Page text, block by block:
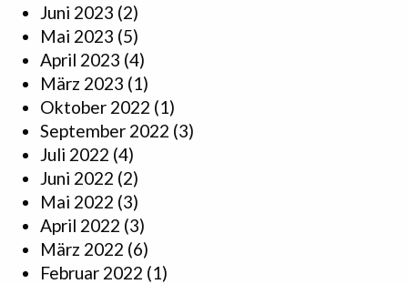
Juni 2023 (2)
Mai 2023 (5)
April 2023 (4)
März 2023 (1)
Oktober 2022 (1)
September 2022 (3)
Juli 2022 (4)
Juni 2022 (2)
Mai 2022 (3)
April 2022 (3)
März 2022 (6)
Februar 2022 (1)